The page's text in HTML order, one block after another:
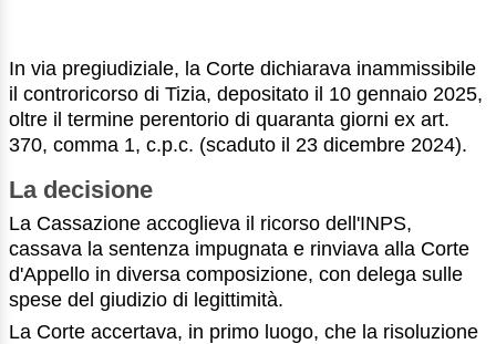
In via pregiudiziale, la Corte dichiarava inammissibile
il controricorso di Tizia, depositato il 10 gennaio 2025,
oltre il termine perentorio di quaranta giorni ex art.
370, comma 1, c.p.c. (scaduto il 23 dicembre 2024).
La decisione
La Cassazione accoglieva il ricorso dell'INPS,
cassava la sentenza impugnata e rinviava alla Corte
d'Appello in diversa composizione, con delega sulle
spese del giudizio di legittimità.
La Corte accertava, in primo luogo, che la risoluzione